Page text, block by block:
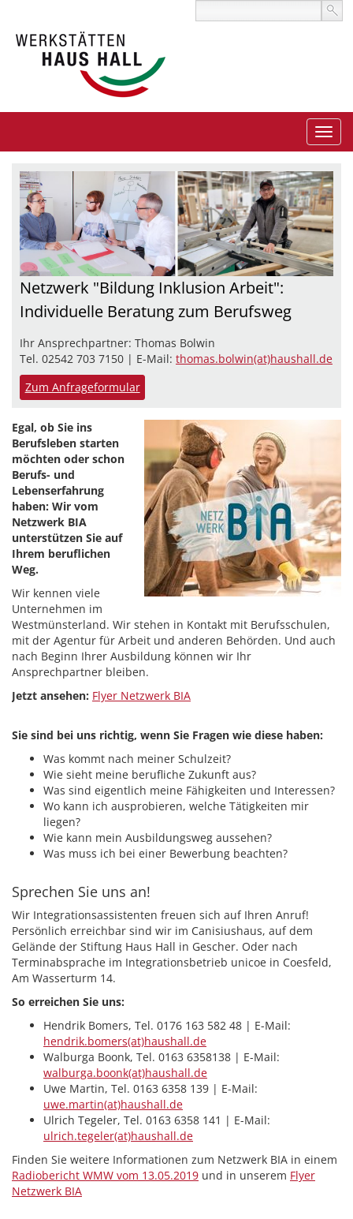
Netzwerk "Bildung Inklusion Arbeit":
Individuelle Beratung zum Berufsweg
Ihr Ansprechpartner: Thomas Bolwin
Tel. 02542 703 7150 | E-Mail: thomas.bolwin(at)haushall.de
Zum Anfrageformular
Egal, ob Sie ins
Berufsleben starten
möchten oder schon
Berufs- und
Lebenserfahrung
haben: Wir vom
Netzwerk BIA
unterstützen Sie auf
Ihrem beruflichen
Weg.
Wir kennen viele
Unternehmen im
Westmünsterland. Wir stehen in Kontakt mit Berufsschulen,
mit der Agentur für Arbeit und anderen Behörden. Und auch
nach Beginn Ihrer Ausbildung können wir Ihr
Ansprechpartner bleiben.
Jetzt ansehen: Flyer Netzwerk BIA
Sie sind bei uns richtig, wenn Sie Fragen wie diese haben:
Was kommt nach meiner Schulzeit?
Wie sieht meine berufliche Zukunft aus?
Was sind eigentlich meine Fähigkeiten und Interessen?
Wo kann ich ausprobieren, welche Tätigkeiten mir
liegen?
Wie kann mein Ausbildungsweg aussehen?
Was muss ich bei einer Bewerbung beachten?
Sprechen Sie uns an!
Wir Integrationsassistenten freuen sich auf Ihren Anruf!
Persönlich erreichbar sind wir im Canisiushaus, auf dem
Gelände der Stiftung Haus Hall in Gescher. Oder nach
Terminabsprache im Integrationsbetrieb unicoe in Coesfeld,
Am Wasserturm 14.
So erreichen Sie uns:
Hendrik Bomers, Tel. 0176 163 582 48 | E-Mail:
hendrik.bomers(at)haushall.de
Walburga Boonk, Tel. 0163 6358138 | E-Mail:
walburga.boonk(at)haushall.de
Uwe Martin, Tel. 0163 6358 139 | E-Mail:
uwe.martin(at)haushall.de
Ulrich Tegeler, Tel. 0163 6358 141 | E-Mail:
ulrich.tegeler(at)haushall.de
Finden Sie weitere Informationen zum Netzwerk BIA in einem
Radiobericht WMW vom 13.05.2019 und in unserem Flyer
Netzwerk BIA